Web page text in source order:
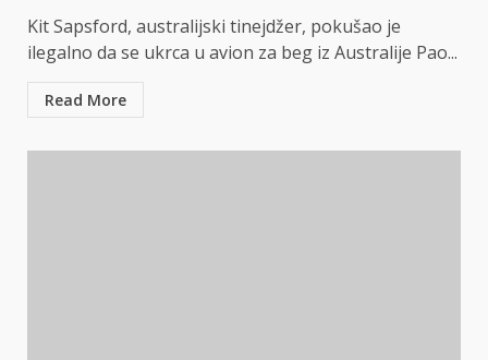
Kit Sapsford, australijski tinejdžer, pokušao je
ilegalno da se ukrca u avion za beg iz Australije Pao...
Read More